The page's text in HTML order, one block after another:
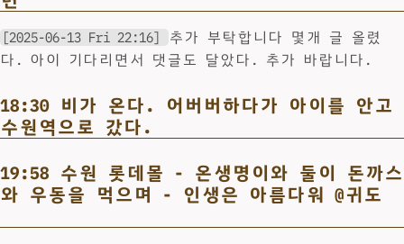
[2025-06-13 Fri 22:16]
추가 부탁합니다 몇개 글 올렸
다. 아이 기다리면서 댓글도 달았다. 추가 바랍니다.
18:30 비가 온다. 어버버하다가 아이를 안고
수원역으로 갔다.
19:58 수원 롯데몰 - 온생명이와 둘이 돈까스
와 우동을 먹으며 - 인생은 아름다워 @귀도